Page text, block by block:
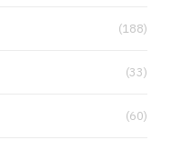
(188)
(33)
(60)